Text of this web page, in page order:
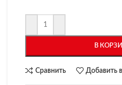
В
Сравнить Добавить